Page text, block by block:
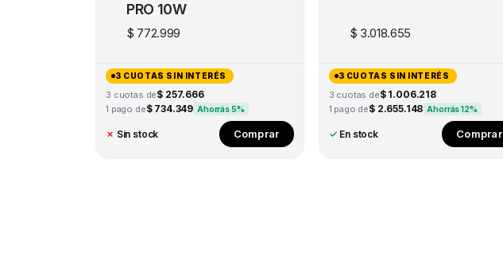
PRO 10W
$ 772.999
3 CUOTAS SIN INTERÉS
3 cuotas de$ 257.666
1 pago de$ 734.349 Ahorrás 5%
✗ Sin stock Comprar
$ 3.018.655
3 CUOTAS SIN INTERÉS
3 cuotas de$ 1.006.218
1 pago de$ 2.655.148 Ahorrás 12%
✓ En stock Comprar